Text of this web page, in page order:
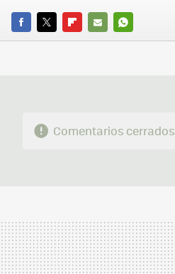
FACEBOOK
TWITTERFLIPBOARD
E-
WHATSAPP
Comentarios cerrados